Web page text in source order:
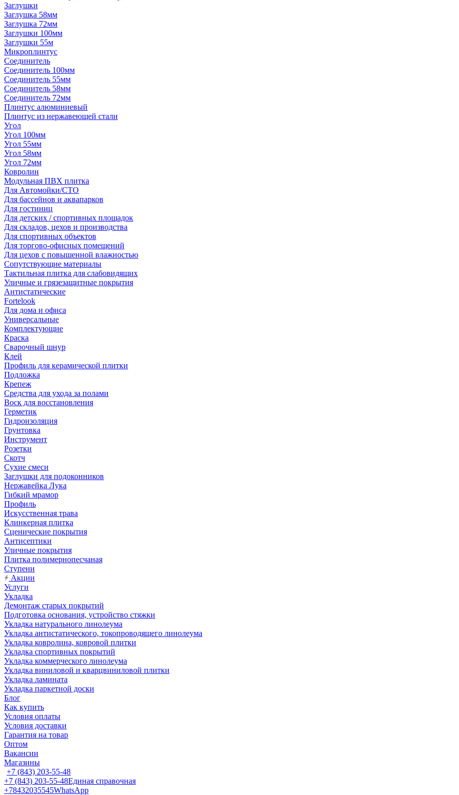
Заглушки
Заглушка 58мм
Заглушка 72мм
Заглушки 100мм
Заглушки 55м
Микроплинтус
Соединитель
Соединитель 100мм
Соединитель 55мм
Соединитель 58мм
Соединитель 72мм
Плинтус алюминиевый
Плинтус из нержавеющей стали
Угол
Угол 100мм
Угол 55мм
Угол 58мм
Угол 72мм
Ковролин
Модульная ПВХ плитка
Для Автомойки/СТО
Для бассейнов и аквапарков
Для гостиниц
Для детских / спортивных площадок
Для складов, цехов и производства
Для спортивных объектов
Для торгово-офисных помещений
Для цехов с повышенной влажностью
Сопутствующие материалы
Тактильная плитка для слабовидящих
Уличные и грязезащитные покрытия
Антистатические
Fortelook
Для дома и офиса
Универсальные
Комплектующие
Краска
Сварочный шнур
Клей
Профиль для керамической плитки
Подложка
Крепеж
Средства для ухода за полами
Воск для восстановления
Герметик
Гидроизоляция
Грунтовка
Инструмент
Розетки
Скотч
Сухие смеси
Заглушки для подоконников
Нержавейка Лука
Гибкий мрамор
Профиль
Искусственная трава
Клинкерная плитка
Сценические покрытия
Антисептики
Уличные покрытия
Плитка полимернопесчаная
Ступени
Акции
Услуги
Укладка
Демонтаж старых покрытий
Подготовка основания, устройство стяжки
Укладка натурального линолеума
Укладка антистатического, токопроводящего линолеума
Укладка ковролина, ковровой плитки
Укладка спортивных покрытий
Укладка коммерческого линолеума
Укладка виниловой и кварцвиниловой плитки
Укладка ламината
Укладка паркетной доски
Блог
Как купить
Условия оплаты
Условия доставки
Гарантия на товар
Оптом
Вакансии
Магазины
+7 (843) 203-55-48
+7 (843) 203-55-48Единая справочная
+78432035545WhatsApp